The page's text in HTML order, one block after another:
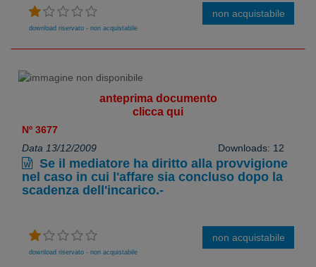
download riservato - non acquistabile
non acquistabile
anteprima documento
clicca qui
Nº 3677
Data 13/12/2009
Downloads: 12
Se il mediatore ha diritto alla provvigione
nel caso in cui l'affare sia concluso dopo la
scadenza dell'incarico.-
download riservato - non acquistabile
non acquistabile